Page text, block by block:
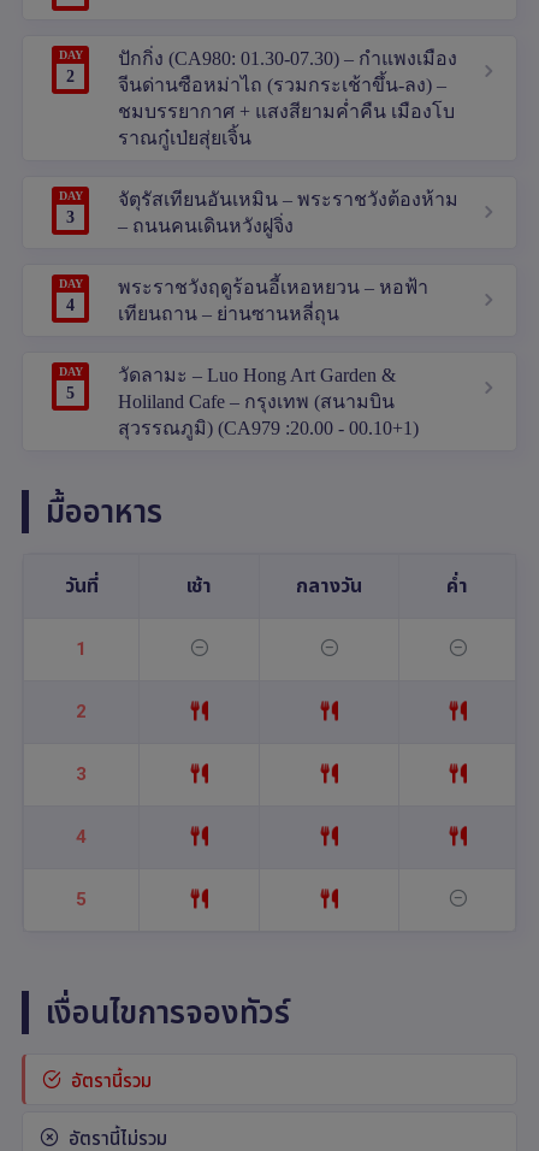
DAY
2
ปักกิ่ง (CA980: 01.30-07.30) – กำแพงเมือง
จีนด่านซือหม่าไถ (รวมกระเช้าขึ้น-ลง) –
ชมบรรยากาศ + แสงสียามค่ำคืน เมืองโบ
ราณกู๋เป่ยสุ่ยเจิ้น
DAY
3
จัตุรัสเทียนอันเหมิน – พระราชวังต้องห้าม
– ถนนคนเดินหวังฝูจิ่ง
DAY
4
พระราชวังฤดูร้อนอี้เหอหยวน – หอฟ้า
เทียนถาน – ย่านซานหลี่ถุน
DAY
5
วัดลามะ – Luo Hong Art Garden &
Holiland Cafe – กรุงเทพ (สนามบิน
สุวรรณภูมิ) (CA979 :20.00 - 00.10+1)
มื้ออาหาร
วันที่ เช้า กลางวัน ค่ำ
1
2
3
4
5
เงื่อนไขการจองทัวร์
อัตรานี้รวม
อัตรานี้ไม่รวม